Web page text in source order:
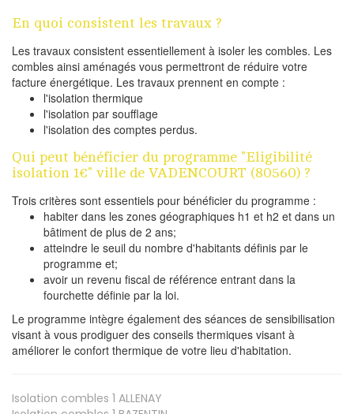
En quoi consistent les travaux ?
Les travaux consistent essentiellement à isoler les combles. Les
combles ainsi aménagés vous permettront de réduire votre
facture énergétique. Les travaux prennent en compte :
l'isolation thermique
l'isolation par soufflage
l'isolation des comptes perdus.
Qui peut bénéficier du programme "Eligibilité
isolation 1€" ville de VADENCOURT (80560) ?
Trois critères sont essentiels pour bénéficier du programme :
habiter dans les zones géographiques h1 et h2 et dans un
bâtiment de plus de 2 ans;
atteindre le seuil du nombre d'habitants définis par le
programme et;
avoir un revenu fiscal de référence entrant dans la
fourchette définie par la loi.
Le programme intègre également des séances de sensibilisation
visant à vous prodiguer des conseils thermiques visant à
améliorer le confort thermique de votre lieu d'habitation.
Isolation combles 1 ALLENAY